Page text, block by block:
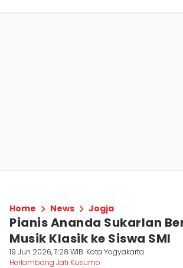
Home News Jogja
Pianis Ananda Sukarlan
Musik Klasik ke Siswa SMI
19 Jun 2026, 11:28 WIB Kota Yogyakarta
Herlambang Jati Kusumo